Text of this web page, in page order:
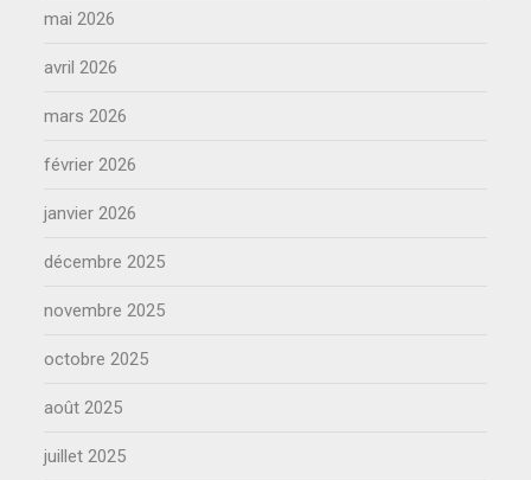
mai 2026
avril 2026
mars 2026
février 2026
janvier 2026
décembre 2025
novembre 2025
octobre 2025
août 2025
juillet 2025